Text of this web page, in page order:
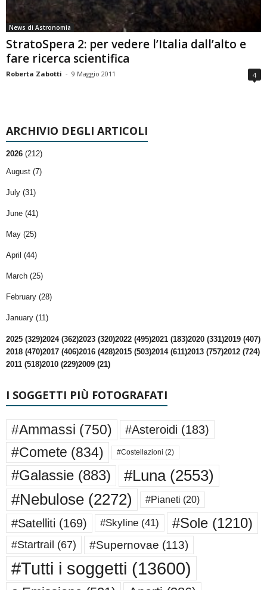
News di Astronomia
StratoSpera 2: per vedere l’Italia dall’alto e
fare ricerca scientifica
Roberta Zabotti - 9 Maggio 2011 4
ARCHIVIO DEGLI ARTICOLI
2026 (212)
August (7)
July (31)
June (41)
May (25)
April (44)
March (25)
February (28)
January (11)
2025 (329)2024 (362)2023 (320)2022 (495)2021 (183)2020 (331)2019 (407)
2018 (470)2017 (406)2016 (428)2015 (503)2014 (611)2013 (757)2012 (724)
2011 (518)2010 (229)2009 (21)
I SOGGETTI PIÙ FOTOGRAFATI
#Ammassi (750) #Asteroidi (183)
#Comete (834) #Costellazioni (2)
#Galassie (883) #Luna(2553)
#Nebulose (2272) #Pianeti (20)
#Satelliti (169) #Skyline (41) #Sole (1210)
#Startrail (67) #Supernovae (113)
#Tutti i soggetti (13600)